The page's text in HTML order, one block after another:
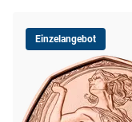
Einzelangebot